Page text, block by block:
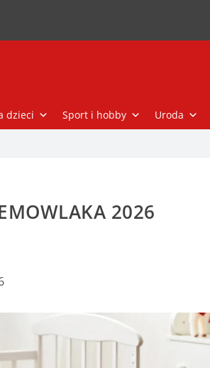
dzieci Sport i hobby Uroda
2026